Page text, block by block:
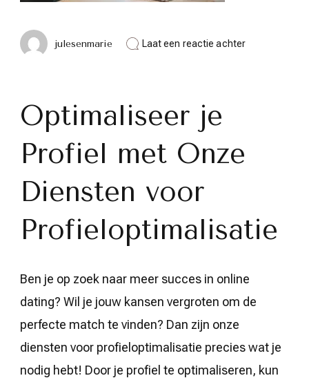
julesenmarie Laat een reactie achterop
Optimaliseer je
Profiel met Onze
Diensten voor
Profieloptimalisatie
Ben je op zoek naar meer succes in online
dating? Wil je jouw kansen vergroten om de
perfecte match te vinden? Dan zijn onze
diensten voor profieloptimalisatie precies wat je
nodig hebt! Door je profiel te optimaliseren, kun